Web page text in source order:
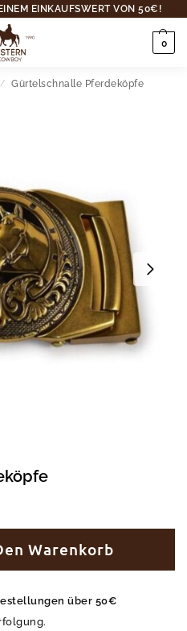
EINKAUFSWERT VON 50€!
0
/ Gürtelschnalle Pferdeköpfe
Warenkorb
über 50€